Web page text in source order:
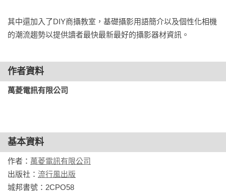
其中還加入了DIY商攝教室，基礎攝影用語簡介以及個性化相機
的潮流趨勢以提供讀者最快最新最好的攝影器材資訊。
作者資料
萬菱電訊有限公司
基本資料
作者： 萬菱電訊有限公司
出版社： 流行風出版
城邦書號：2CPO58